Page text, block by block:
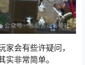
会有些许疑问，
非常简单。